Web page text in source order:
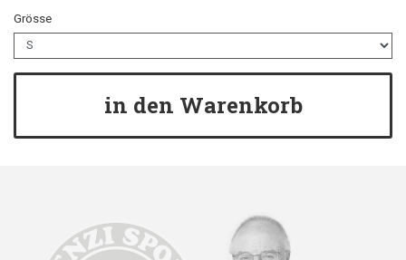
Grösse
in den Warenkorb